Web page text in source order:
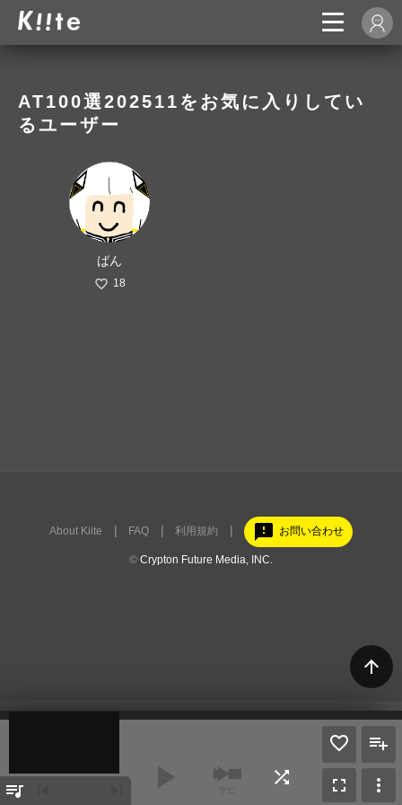
AT100選202511をお気に入りしてい
るユーザー
ばん
18
arrow_upward
About Kiite FAQ 利用規約 feedback お問い合わせ
© Crypton Future Media, INC.
queue_music play_arrow サビ
shuffle fullscreen more_vert